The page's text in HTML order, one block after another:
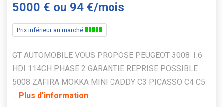
5000 € ou 94 €/mois
Prix inférieur au marché
GT AUTOMOBILE VOUS PROPOSE PEUGEOT 3008 1.6
HDI 114CH PHASE 2 GARANTIE REPRISE POSSIBLE
5008 ZAFIRA MOKKA MINI CADDY C3 PICASSO C4 C5
... Plus d'information